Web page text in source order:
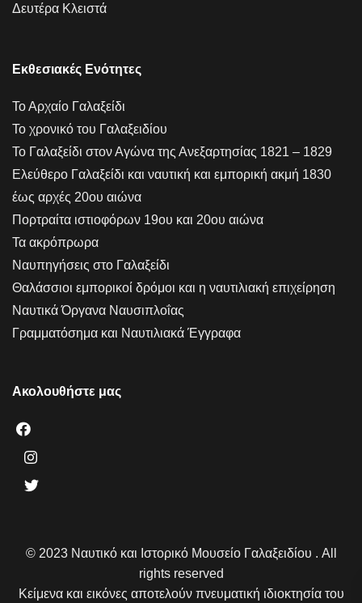
Δευτέρα Κλειστά
Εκθεσιακές Ενότητες
Το Αρχαίο Γαλαξείδι
Το χρονικό του Γαλαξειδίου
Το Γαλαξείδι στον Αγώνα της Ανεξαρτησίας 1821 – 1829
Ελεύθερο Γαλαξείδι και ναυτική και εμπορική ακμή 1830
έως αρχές 20ου αιώνα
Πορτραίτα ιστιοφόρων 19ου και 20ου αιώνα
Τα ακρόπρωρα
Ναυπηγήσεις στο Γαλαξείδι
Θαλάσσιοι εμπορικοί δρόμοι και η ναυτιλιακή επιχείρηση
Ναυτικά Όργανα Ναυσιπλοΐας
Γραμματόσημα και Ναυτιλιακά Έγγραφα
Ακολουθήστε μας
© 2023 Ναυτικό και Ιστορικό Μουσείο Γαλαξειδίου . All
rights reserved
Κείμενα και εικόνες αποτελούν πνευματική ιδιοκτησία του